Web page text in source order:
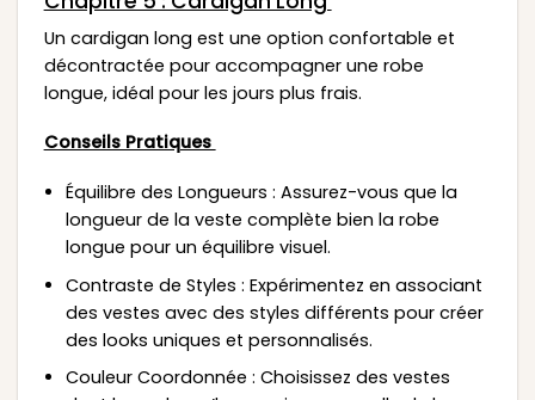
Un cardigan long est une option confortable et
décontractée pour accompagner une robe
longue, idéal pour les jours plus frais.
Conseils Pratiques
Équilibre des Longueurs : Assurez-vous que la
longueur de la veste complète bien la robe
longue pour un équilibre visuel.
Contraste de Styles : Expérimentez en associant
des vestes avec des styles différents pour créer
des looks uniques et personnalisés.
Couleur Coordonnée : Choisissez des vestes